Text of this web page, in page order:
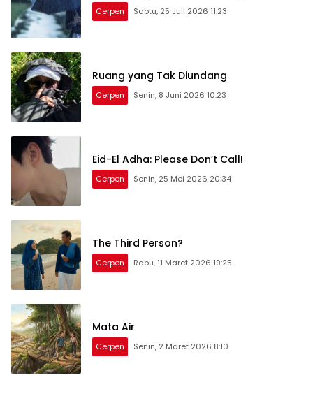
Cerpen Sabtu, 25 Juli 2026 11:23
Ruang yang Tak Diundang
Cerpen Senin, 8 Juni 2026 10:23
Eid-El Adha: Please Don’t Call!
Cerpen Senin, 25 Mei 2026 20:34
The Third Person?
Cerpen Rabu, 11 Maret 2026 19:25
Mata Air
Cerpen Senin, 2 Maret 2026 8:10